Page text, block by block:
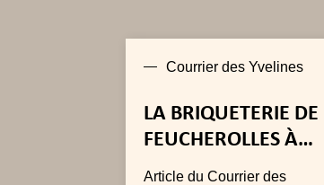
Courrier des Yvelines
LA BRIQUETERIE DE
FEUCHEROLLES À
L’HONNEUR
Article du Courrier des